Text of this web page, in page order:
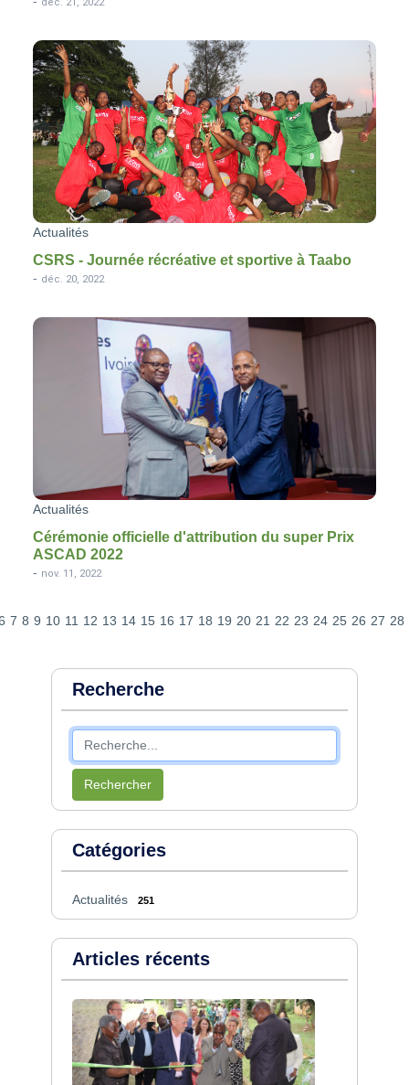
Actualités
CSRS - Journée récréative et sportive à Taabo
- déc. 20, 2022
Actualités
Cérémonie officielle d'attribution du super Prix
ASCAD 2022
- nov. 11, 2022
7 8 9 10 11 12 13 14 15 16 17 18 19 20 21 22 23 24 25 26 27 28
Recherche
Rechercher
Catégories
Actualités 251
Articles récents